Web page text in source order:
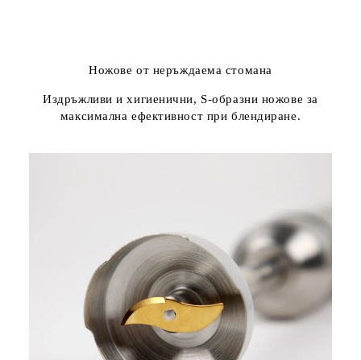
Ножове от неръждаема стомана
Издръжливи и хигиенични, S-образни ножове за
максимална ефективност при блендиране.